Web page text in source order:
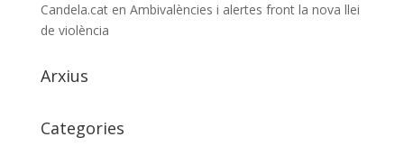
Candela.caten Ambivalències i alertes front la nova llei
de violència
Arxius
Categories